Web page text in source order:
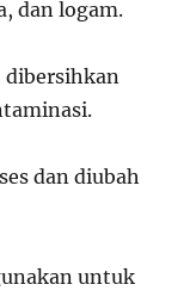
dan logam.
dibersihkan
dan diubah
untuk